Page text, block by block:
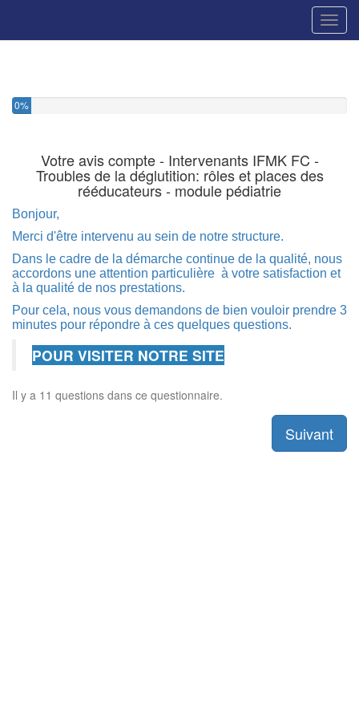
0%
Votre avis compte - Intervenants IFMK FC -
Troubles de la déglutition: rôles et places des
rééducateurs - module pédiatrie
Bonjour,
Merci d'être intervenu au sein de notre structure.
Dans le cadre de la démarche continue de la qualité, nous
accordons une attention particulière à votre satisfaction et
à la qualité de nos prestations.
Pour cela, nous vous demandons de bien vouloir prendre 3
minutes pour répondre à ces quelques questions.
POUR VISITER NOTRE SITE
Il y a 11 questions dans ce questionnaire.
Suivant